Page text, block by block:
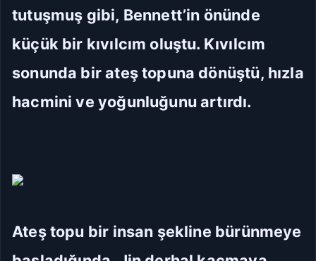
tutuşmuş gibi, Bennett’in önünde
küçük bir kıvılcım oluştu. Kıvılcım
sonunda bir ateş topuna dönüştü, hızla
hacmini ve yoğunluğunu artırdı.
Ateş topu bir insan şekline bürünmeye